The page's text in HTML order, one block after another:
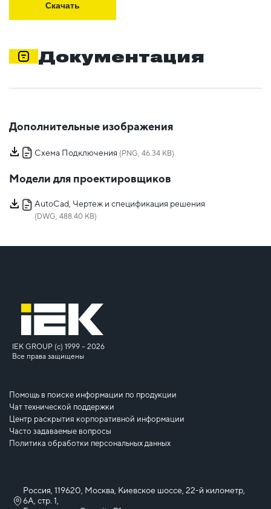
Скачать
Документация
Дополнительные изображения
Схема Подключения (PNG, 46.34 KB)
Модели для проектировщиков
AutoCad, Чертеж и спецификация решения
(DWG, 488.40 KB)
IEK GROUP (c) 1999 – 2026
Все права защищены
Помощь в поиске информации по продукции
Чат технической поддержки
Центр раскрытия корпоративной информации
Часто задаваемые вопросы
Политика обработки персональных данных
Россия, 119620, Москва, Киевское шоссе, 22-й километр,
6А, стр. 1,